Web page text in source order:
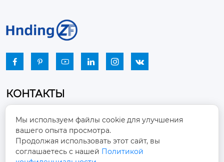
     
КОНТАКТЫ

Промышленный парк, город Наньцзяо,
район Чжоуцунь, город Цзыбо, провинция
Шаньдун
winston-xu@hengdingfan.com
Мы используем файлы cookie для улучшения
вашего опыта просмотра.
Продолжая использовать этот сайт, вы
соглашаетесь с нашей Политикой